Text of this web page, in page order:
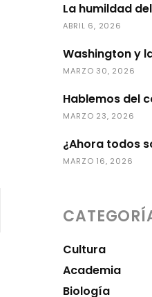
La humildad
ABRIL 6, 2026
Washington y
MARZO 30, 2026
Hablemos del
MARZO 23, 2026
¿Ahora todos
MARZO 16, 2026
Cultura
Academia
Biología